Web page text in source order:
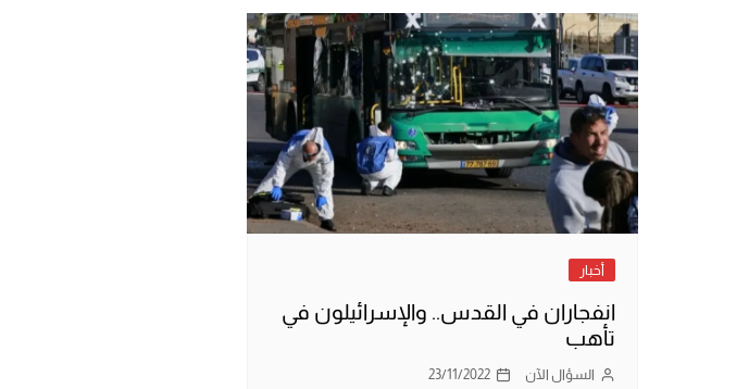
أخبار
انفجاران في القدس.. والإسرائيلون في
تأهب
السؤال الآن 23/11/2022